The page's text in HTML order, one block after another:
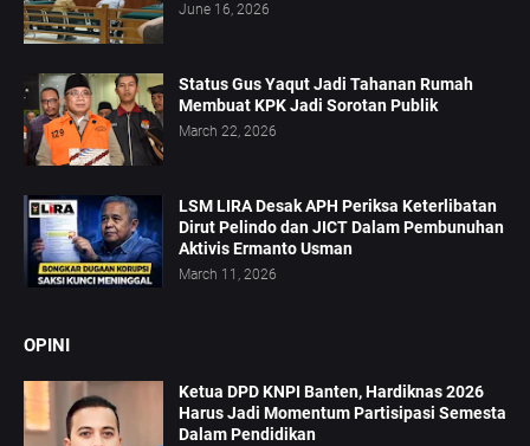
June 16, 2026
Status Gus Yaqut Jadi Tahanan Rumah
Membuat KPK Jadi Sorotan Publik
March 22, 2026
LSM LIRA Desak APH Periksa Keterlibatan
Dirut Pelindo dan JICT Dalam Pembunuhan
Aktivis Ermanto Usman
March 11, 2026
OPINI
Ketua DPD KNPI Banten, Hardiknas 2026
Harus Jadi Momentum Partisipasi Semesta
Dalam Pendidikan